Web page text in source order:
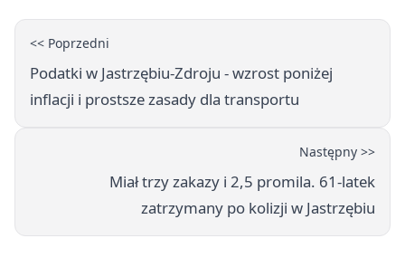
<< Poprzedni
Podatki w Jastrzębiu-Zdroju - wzrost poniżej
inflacji i prostsze zasady dla transportu
Następny >>
Miał trzy zakazy i 2,5 promila. 61-latek
zatrzymany po kolizji w Jastrzębiu